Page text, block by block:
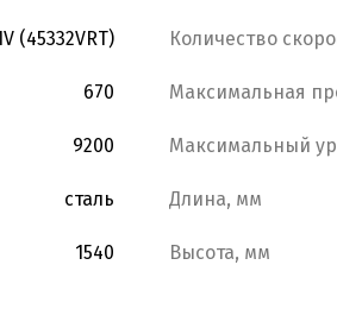
(45332VRT) Количество
670 Максимальная
9200 Максимальный
сталь Длина, мм
1540 Высота, мм